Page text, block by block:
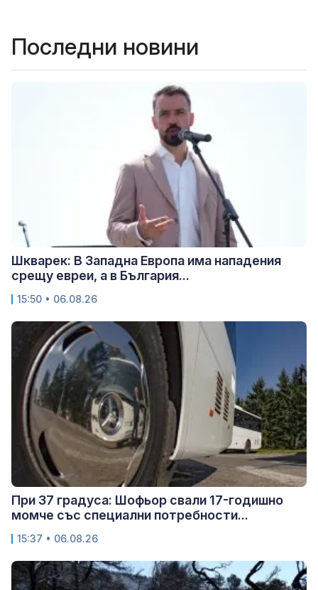
Последни новини
Шкварек: В Западна Европа има нападения
срещу евреи, а в България...
15:50 • 06.08.26
При 37 градуса: Шофьор свали 17-годишно
момче със специални потребности...
15:37 • 06.08.26